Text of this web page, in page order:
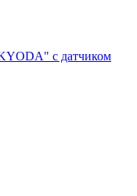
с датчиком